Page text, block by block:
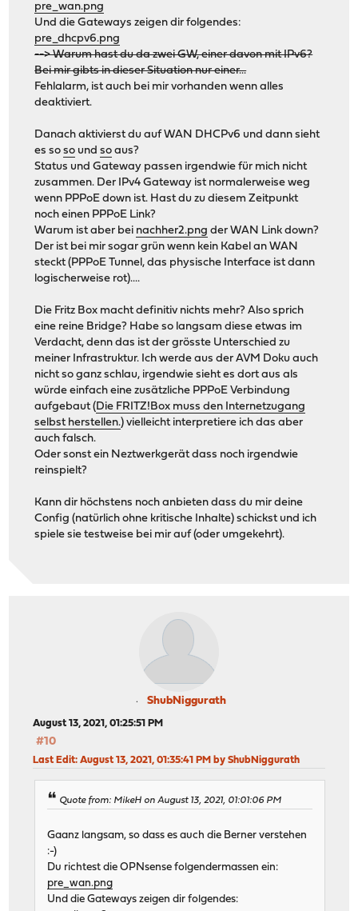
pre_wan.png
Und die Gateways zeigen dir folgendes:
pre_dhcpv6.png
--> Warum hast du da zwei GW, einer davon mit IPv6?
Bei mir gibts in dieser Situation nur einer...
Fehlalarm, ist auch bei mir vorhanden wenn alles
deaktiviert.
Danach aktivierst du auf WAN DHCPv6 und dann sieht
es soso undso aus?
Status und Gateway passen irgendwie für mich nicht
zusammen. Der IPv4 Gateway ist normalerweise weg
wenn PPPoE down ist. Hast du zu diesem Zeitpunkt
noch einen PPPoE Link?
Warum ist aber bei nachher2.png der WAN Link down?
Der ist bei mir sogar grün wenn kein Kabel an WAN
steckt (PPPoE Tunnel, das physische Interface ist dann
logischerweise rot)....
Die Fritz Box macht definitiv nichts mehr? Also sprich
eine reine Bridge? Habe so langsam diese etwas im
Verdacht, denn das ist der grösste Unterschied zu
meiner Infrastruktur. Ich werde aus der AVM Doku auch
nicht so ganz schlau, irgendwie sieht es dort aus als
würde einfach eine zusätzliche PPPoE Verbindung
aufgebaut (Die FRITZ!Box muss den Internetzugang
selbst herstellen.) vielleicht interpretiere ich das aber
auch falsch.
Oder sonst ein Neztwerkgerät dass noch irgendwie
reinspielt?
Kann dir höchstens noch anbieten dass du mir deine
Config (natürlich ohne kritische Inhalte) schickst und ich
spiele sie testweise bei mir auf (oder umgekehrt).
ShubNiggurath
August 13, 2021, 01:25:51 PM
#10
Last Edit: August 13, 2021, 01:35:41 PM by ShubNiggurath
Quote from: MikeH on August 13, 2021, 01:01:06 PM
Gaanz langsam, so dass es auch die Berner verstehen
:-)
Du richtest die OPNsense folgendermassen ein:
pre_wan.png
Und die Gateways zeigen dir folgendes: